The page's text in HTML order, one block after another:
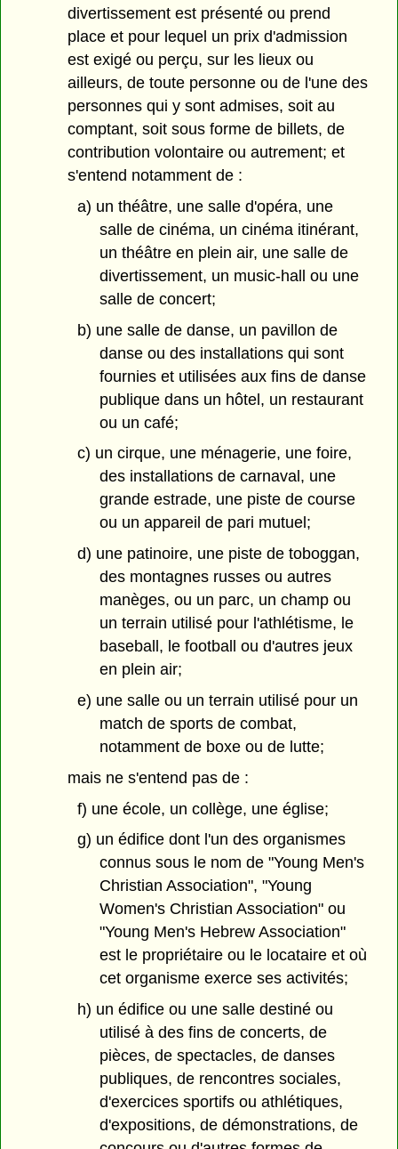
divertissement est présenté ou prend
place et pour lequel un prix d'admission
est exigé ou perçu, sur les lieux ou
ailleurs, de toute personne ou de l'une des
personnes qui y sont admises, soit au
comptant, soit sous forme de billets, de
contribution volontaire ou autrement; et
s'entend notamment de :
a) un théâtre, une salle d'opéra, une
salle de cinéma, un cinéma itinérant,
un théâtre en plein air, une salle de
divertissement, un music-hall ou une
salle de concert;
b) une salle de danse, un pavillon de
danse ou des installations qui sont
fournies et utilisées aux fins de danse
publique dans un hôtel, un restaurant
ou un café;
c) un cirque, une ménagerie, une foire,
des installations de carnaval, une
grande estrade, une piste de course
ou un appareil de pari mutuel;
d) une patinoire, une piste de toboggan,
des montagnes russes ou autres
manèges, ou un parc, un champ ou
un terrain utilisé pour l'athlétisme, le
baseball, le football ou d'autres jeux
en plein air;
e) une salle ou un terrain utilisé pour un
match de sports de combat,
notamment de boxe ou de lutte;
mais ne s'entend pas de :
f) une école, un collège, une église;
g) un édifice dont l'un des organismes
connus sous le nom de "Young Men's
Christian Association", "Young
Women's Christian Association" ou
"Young Men's Hebrew Association"
est le propriétaire ou le locataire et où
cet organisme exerce ses activités;
h) un édifice ou une salle destiné ou
utilisé à des fins de concerts, de
pièces, de spectacles, de danses
publiques, de rencontres sociales,
d'exercices sportifs ou athlétiques,
d'expositions, de démonstrations, de